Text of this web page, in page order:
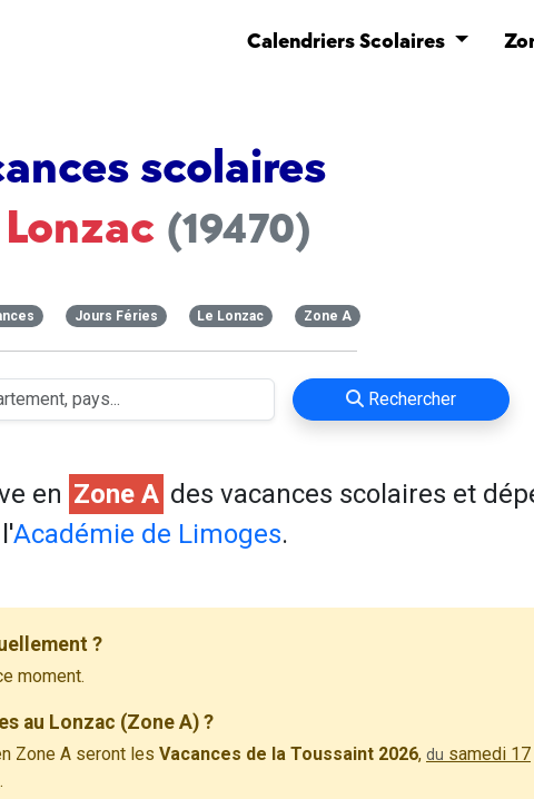
Calendriers Scolaires
scolaires
Lonzac (19470)
Jours Féries Le Lonzac Zone A
Rechercher
en Zone A des vacances scolaires et
Académie de Limoges.
?
moment.
au Lonzac (Zone A) ?
Zone A seront les Vacances de la Toussaint 2026, du samedi 17
.